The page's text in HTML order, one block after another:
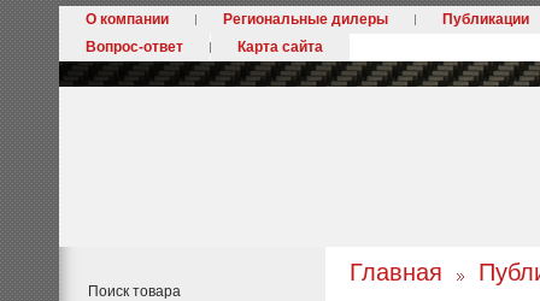
О компании Региональные дилеры
Публикации
Вопрос-ответ
Карта сайта
Поиск товара
Главная